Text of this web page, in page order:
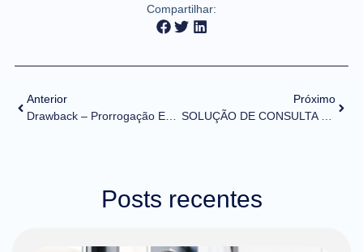
Compartilhar:
Anterior
Drawback – Prorrogação Excepcional 2021
Próximo
Posts recentes